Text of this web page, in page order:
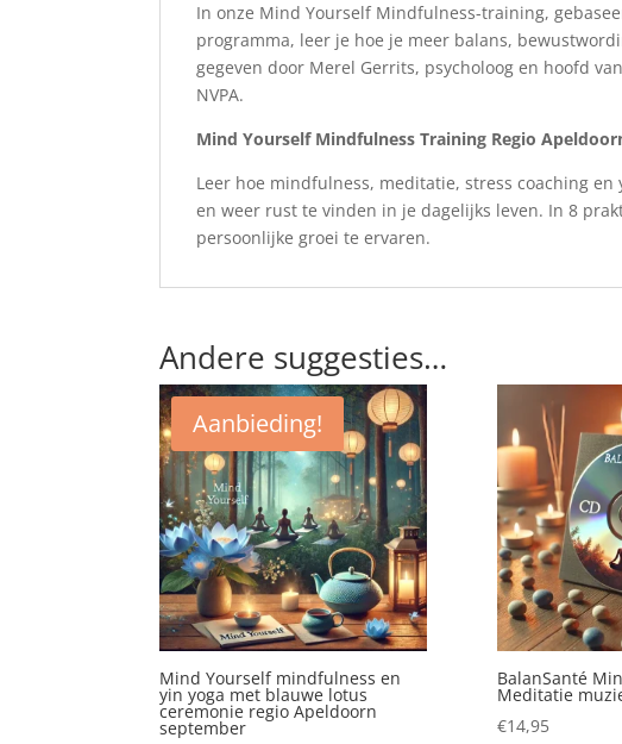
In onze Mind Yourself Mindfulness-training,
programma, leer je hoe je meer balans,
gegeven door Merel Gerrits, psycholoog en hoofd
NVPA.
Mind Yourself Mindfulness Training Regio
Leer hoe mindfulness, meditatie, stress coaching
en weer rust te vinden in je dagelijks leven. In 8
persoonlijke groei te ervaren.
Andere suggesties…
Aanbieding!
Mind Yourself mindfulness en
yin yoga met blauwe lotus
ceremonie regio Apeldoorn
september
BalanSanté
Meditatie
€14,95